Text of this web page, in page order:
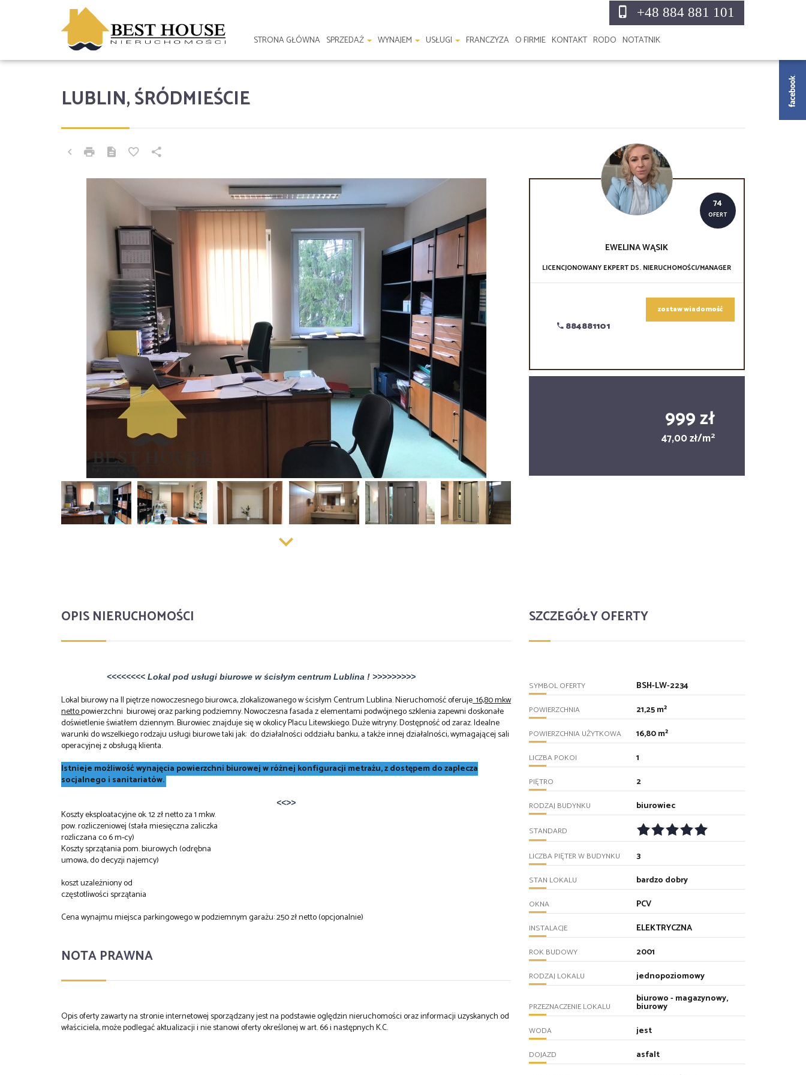
STRONA GŁÓWNA SPRZEDAŻ WYNAJEM USŁUGI FRANCZYZA O FIRMIE KONTAKT RODO NOTATNIK
+48 884 881 101
LUBLIN, ŚRÓDMIEŚCIE
74
OFERT
EWELINAWĄSIK
LICENCJONOWANY EKPERT DS. NIERUCHOMOŚCI/MANAGER
884881101
zostaw wiadomość
999 zł
47,00 zł/m2
OPIS NIERUCHOMOŚCI
<<<<<<<< Lokal pod usługi biurowe w ścisłym centrum Lublina ! >>>>>>>>>
Lokal biurowy na II piętrze nowoczesnego biurowca, zlokalizowanego w ścisłym Centrum Lublina. Nieruchomość oferuje16,80 mkw
nettopowierzchni biurowej oraz parking podziemny. Nowoczesna fasada z elementami podwójnego szklenia zapewni doskonałe
doświetlenie światłem dziennym. Biurowiec znajduje się w okolicy Placu Litewskiego. Duże witryny. Dostępność od zaraz. Idealne
warunki do wszelkiego rodzaju usługi biurowe taki jak: do działalności oddziału banku, a także innej działalności, wymagającej sali
operacyjnej z obsługą klienta.
Istnieje możliwość wynajęcia powierzchni biurowej w różnej konfiguracji metrażu, z dostępem do zaplecza
socjalnego i sanitariatów.
<<>>
Koszty eksploatacyjne ok. 12 zł netto za 1 mkw.
pow. rozliczeniowej (stała miesięczna zaliczka
rozliczana co 6 m-cy)
Koszty sprzątania pom. biurowych (odrębna
umowa, do decyzji najemcy)
koszt uzależniony od
częstotliwości sprzątania
Cena wynajmu miejsca parkingowego w podziemnym garażu: 250 zł netto (opcjonalnie)
NOTA PRAWNA
Opis oferty zawarty na stronie internetowej sporządzany jest na podstawie oględzin nieruchomości oraz informacji uzyskanych od
właściciela, może podlegać aktualizacji i nie stanowi oferty określonej w art. 66 i następnych K.C.
SZCZEGÓŁY OFERTY
SYMBOL OFERTY BSH-LW-2234
POWIERZCHNIA 21,25 m²
POWIERZCHNIA UŻYTKOWA 16,80 m²
LICZBA POKOI 1
PIĘTRO 2
RODZAJ BUDYNKU biurowiec
STANDARD
LICZBA PIĘTER W BUDYNKU 3
STAN LOKALU bardzo dobry
OKNA PCV
INSTALACJE ELEKTRYCZNA
ROK BUDOWY 2001
RODZAJ LOKALU jednopoziomowy
PRZEZNACZENIE LOKALU
biurowo - magazynowy,
biurowy
WODA jest
DOJAZD asfalt